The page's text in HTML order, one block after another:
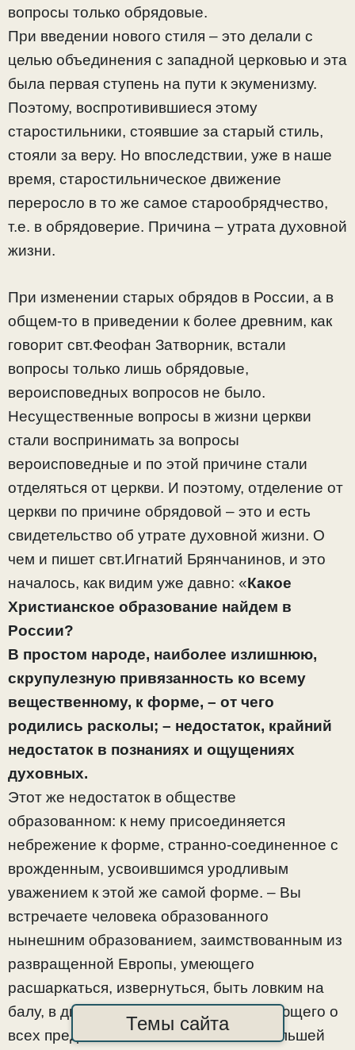
вопросы только обрядовые.
При введении нового стиля – это делали с
целью объединения с западной церковью и эта
была первая ступень на пути к экуменизму.
Поэтому, воспротивившиеся этому
старостильники, стоявшие за старый стиль,
стояли за веру. Но впоследствии, уже в наше
время, старостильническое движение
переросло в то же самое старообрядчество,
т.е. в обрядоверие. Причина – утрата духовной
жизни.
При изменении старых обрядов в России, а в
общем-то в приведении к более древним, как
говорит свт.Феофан Затворник, встали
вопросы только лишь обрядовые,
вероисповедных вопросов не было.
Несущественные вопросы в жизни церкви
стали воспринимать за вопросы
вероисповедные и по этой причине стали
отделяться от церкви. И поэтому, отделение от
церкви по причине обрядовой – это и есть
свидетельство об утрате духовной жизни. О
чем и пишет свт.Игнатий Брянчанинов, и это
началось, как видим уже давно: «Какое
Христианское образование найдем в
России?
В простом народе, наиболее излишнюю,
скрупулезную привязанность ко всему
вещественному, к форме, – от чего
родились расколы; – недостаток, крайний
недостаток в познаниях и ощущениях
духовных.
Этот же недостаток в обществе
образованном: к нему присоединяется
небрежение к форме, странно-соединенное с
врожденным, усвоившимся уродливым
уважением к этой же самой форме. – Вы
встречаете человека образованного
нынешним образованием, заимствованным из
развращенной Европы, умеющего
расшаркаться, извернуться, быть ловким на
балу, в дипломатическом салоне, имеющего о
всех предметах кое-какой, свой, по большей
Темы сайта